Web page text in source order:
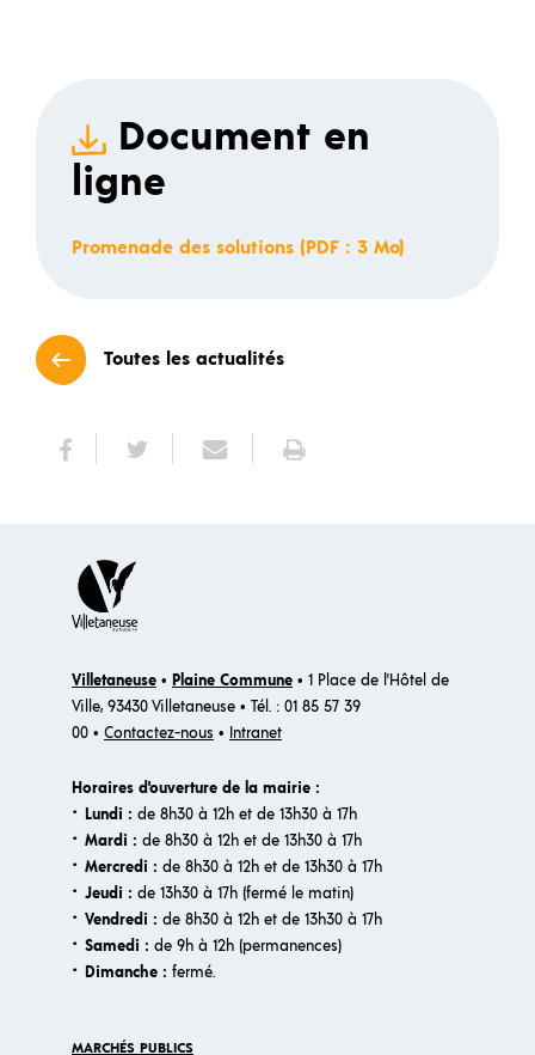
Document en
ligne
Promenade des solutions (PDF : 3 Mo)
Toutes les actualités
Villetaneuse • Plaine Commune • 1 Place de l'Hôtel de
Ville, 93430 Villetaneuse • Tél. : 01 85 57 39
00 • Contactez-nous • Intranet
Horaires d'ouverture de la mairie :
· Lundi : de 8h30 à 12h et de 13h30 à 17h
· Mardi : de 8h30 à 12h et de 13h30 à 17h
· Mercredi : de 8h30 à 12h et de 13h30 à 17h
· Jeudi : de 13h30 à 17h (fermé le matin)
· Vendredi : de 8h30 à 12h et de 13h30 à 17h
· Samedi : de 9h à 12h (permanences)
·​ Dimanche : fermé.
MARCHÉS PUBLICS